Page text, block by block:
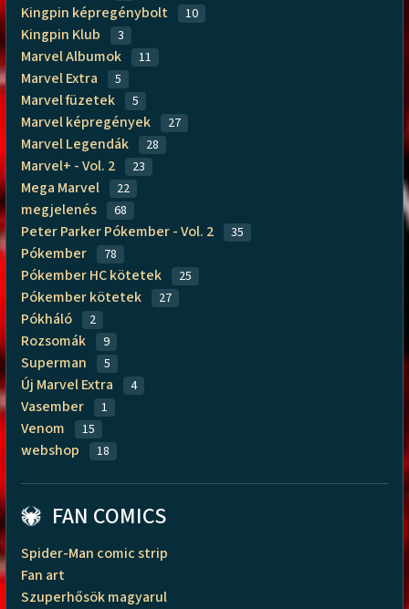
Kingpin képregénybolt 10
Kingpin Klub 3
Marvel Albumok 11
Marvel Extra 5
Marvel füzetek 5
Marvel képregények 27
Marvel Legendák 28
Marvel+ - Vol. 2 23
Mega Marvel 22
megjelenés 68
Peter Parker Pókember - Vol. 2 35
Pókember 78
Pókember HC kötetek 25
Pókember kötetek 27
Pókháló 2
Rozsomák 9
Superman 5
Új Marvel Extra 4
Vasember 1
Venom 15
webshop 18
FAN COMICS
Spider-Man comic strip
Fan art
Szuperhősök magyarul